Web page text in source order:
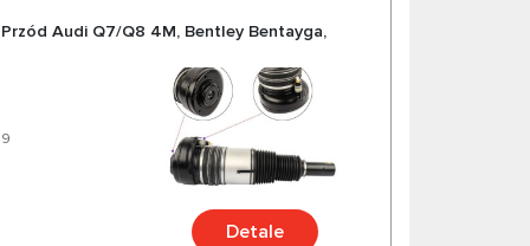
Audi Q7/Q8 4M, Bentley Bentayga,
Detale